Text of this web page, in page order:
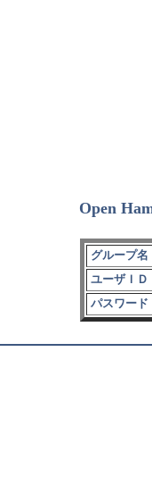
Open
グループ
ユーザＩ
パスワー